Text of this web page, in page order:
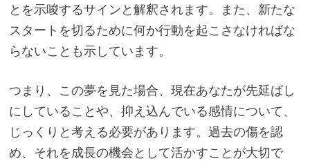
とを示唆するサインと解釈されます。また、新たな
スタートを切るために何か行動を起こさなければな
らないことも示しています。
つまり、この夢を見た場合、現在あなたが先延ばし
にしていることや、抑え込んでいる感情について、
じっくりと考える必要があります。過去の傷を認
め、それを成長の機会として活かすことが大切で